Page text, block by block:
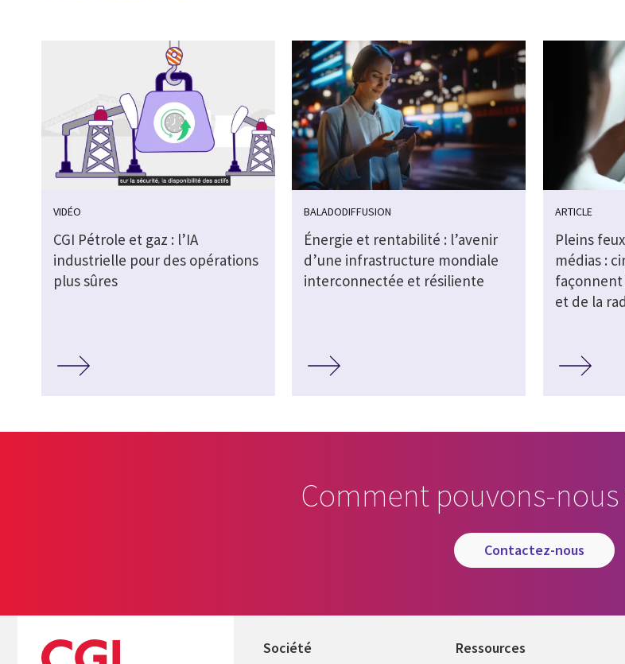
VIDÉO
CGI Pétrole et gaz : l’IA
industrielle pour des opérations
plus sûres
BALADODIFFUSION
Énergie et rentabilité : l’avenir
d’une infrastructure mondiale
interconnectée et résiliente
ARTICLE
Pleins
médias :
façonnent
et de la
Comment pouvons-nous
contactez-nous
Société Ressources